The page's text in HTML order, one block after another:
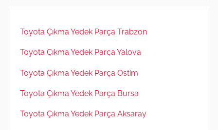
Toyota Çıkma Yedek Parça Trabzon
Toyota Çıkma Yedek Parça Yalova
Toyota Çıkma Yedek Parça Ostim
Toyota Çıkma Yedek Parça Bursa
Toyota Çıkma Yedek Parça Aksaray